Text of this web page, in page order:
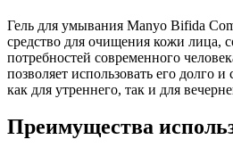
Гель для умывания Manyo Bifida
средство для очищения кожи лица,
потребностей современного
позволяет использовать его долго
как для утреннего, так и для
Преимущества